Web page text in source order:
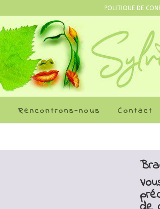
POLITIQUE DE
Rencontrons-nous Contact